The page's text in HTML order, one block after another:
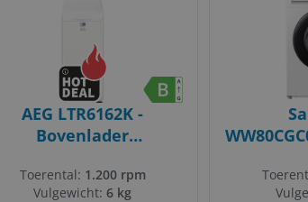
AEG LTR6162K -
Bovenlader
1200 toeren - Wit
Toerental: 1.200 rpm
Vulgewicht: 6 kg